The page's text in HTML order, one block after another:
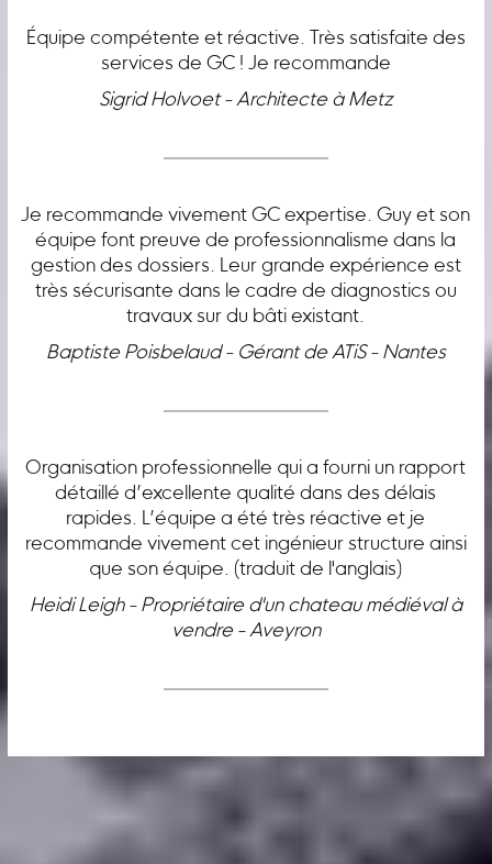
Équipe compétente et réactive. Très satisfaite des
services de GC ! Je recommande
Sigrid Holvoet - Architecte à Metz
Je recommande vivement GC expertise. Guy et son
équipe font preuve de professionnalisme dans la
gestion des dossiers. Leur grande expérience est
très sécurisante dans le cadre de diagnostics ou
travaux sur du bâti existant.
Baptiste Poisbelaud - Gérant de ATiS - Nantes
Organisation professionnelle qui a fourni un rapport
détaillé d’excellente qualité dans des délais
rapides. L’équipe a été très réactive et je
recommande vivement cet ingénieur structure ainsi
que son équipe. (traduit de l'anglais)
Heidi Leigh - Propriétaire d'un chateau médiéval à
vendre - Aveyron